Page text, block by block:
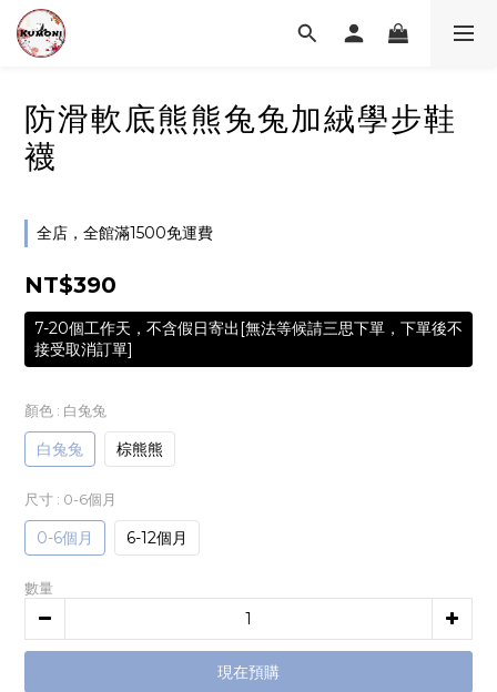
防滑軟底熊熊兔兔加絨學步鞋
襪
全店，全館滿1500免運費
NT$390
7-20個工作天，不含假日寄出[無法等候請三思下單，下單後不
接受取消訂單]
顏色 : 白兔兔
白兔兔 棕熊熊
尺寸 : 0-6個月
0-6個月 6-12個月
數量
現在預購